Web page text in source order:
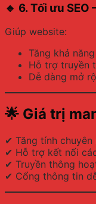
🔹 6. Tối ưu SEO
Giúp website:
Tăng khả
Hỗ trợ truyền
Dễ dàng mở
🌟 Giá trị
✔ Tăng tính
✔ Hỗ trợ kết nối
✔ Truyền thông
✔ Cổng thông tin